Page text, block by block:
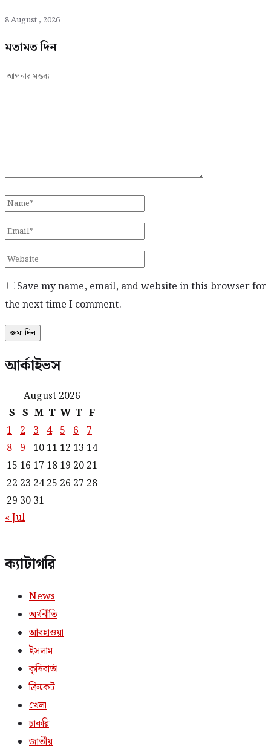
8 August , 2026
মতামত দিন
Save my name, email, and website in this browser for
the next time I comment.
আর্কাইভস
August 2026
S S M T W T F
1 2 3 4 5 6 7
8 9 10 11 12 13 14
15 16 17 18 19 20 21
22 23 24 25 26 27 28
29 30 31
« Jul
ক্যাটাগরি
News
অর্থনীতি
আবহাওয়া
ইসলাম
কৃষিবার্তা
ক্রিকেট
খেলা
চাকরি
জাতীয়